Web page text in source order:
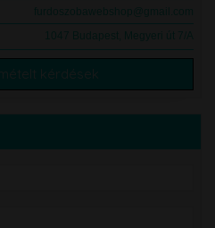
furdoszobawebshop@gmail.com
1047 Budapest, Megyeri út 7/A
kérdések